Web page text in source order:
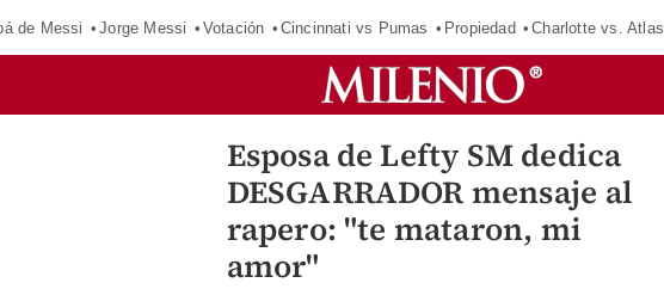
de Messi Jorge Messi Votación Cincinnati vs Pumas Propiedad Charlotte vs. Atlas
Esposa de Lefty SM dedica
DESGARRADOR mensaje al
rapero: "te mataron, mi
amor"